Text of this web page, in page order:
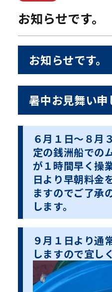
お知らせです。
お知らせです。
暑中お見舞い申
６月１日〜８月
定の銭洲船での
が１時間早く操
日より早朝料金
ますのでご了承
します。
９月１日より通
しますので宜し